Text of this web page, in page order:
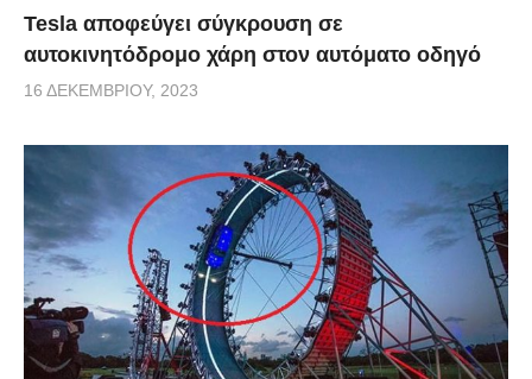
Tesla αποφεύγει σύγκρουση σε
αυτοκινητόδρομο χάρη στον αυτόματο οδηγό
16 ΔΕΚΕΜΒΡΊΟΥ, 2023